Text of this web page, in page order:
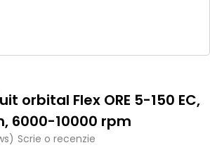
orbital Flex ORE 5-150 EC,
6000-10000 rpm
Scrie o recenzie